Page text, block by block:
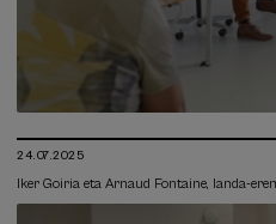
24.07.2025
Iker Goiria eta Arnaud Fontaine, landa-